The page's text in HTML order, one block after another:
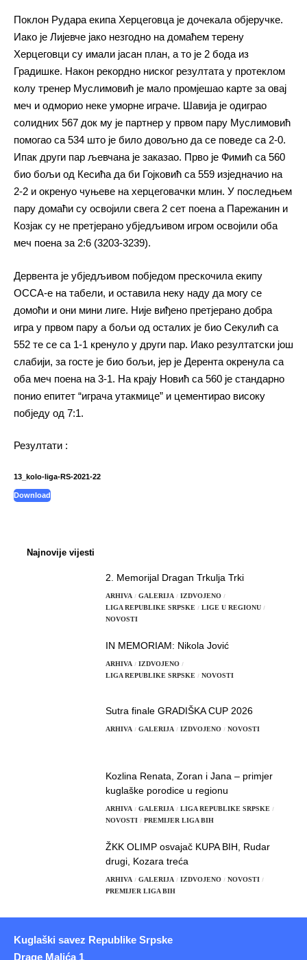
Поклон Рудара екипа Херцеговца је дочекала објеручке.
Иако је Лијевче јако незгодно на домаћем терену
Херцеговци су имали јасан план, а то је 2 бода из
Градишке. Након рекордно ниског резултата у протеклом
колу тренер Муслимовић је мало промјешао карте за овај
меч и одморио неке уморне играче. Шавија је одиграо
солидних 567 док му је партнер у првом пару Муслимовић
помогао са 534 што је било довољно да се поведе са 2-0.
Ипак други пар љевчана је заказао. Прво је Фимић са 560
био бољи од Кесића да би Гојковић са 559 изједначио на
2-2 и окренуо чуњеве на херцеговачки млин. У последњем
пару домаћи су освојили свега 2 сет поена а Парежанин и
Козјак су не претјерано убједљивом игром освојили оба
меч поена за 2:6 (3203-3239).
Дервента је убједљивом побједом прескочила екипу
ОССА-е на табели, и оставила неку наду да могу се
домоћи и они мини лиге. Није виђено претјерано добра
игра у првом пару а бољи од осталих је био Секулић са
552 те се са 1-1 кренуло у други пар. Иако резултатски још
слабији, за госте је био бољи, јер је Дерента окренула са
оба меч поена на 3-1. На крају Новић са 560 је стандарно
понио епитет “играча утакмице” и цементирао високу
побједу од 7:1.
Резултати :
13_kolo-liga-RS-2021-22
Download
Najnovije vijesti
2. Memorijal Dragan Trkulja Trki
ARHIVA GALERIJA
IZDVOJENO
LIGA REPUBLIKE SRPSKE
LIGE U REGIONU
NOVOSTI
IN MEMORIAM: Nikola Jović
ARHIVA
IZDVOJENO
LIGA REPUBLIKE SRPSKE
NOVOSTI
Sutra finale GRADIŠKA CUP 2026
ARHIVA GALERIJA IZDVOJENO NOVOSTI
Kozlina Renata, Zoran i Jana – primjer
kuglaške porodice u regionu
ARHIVA GALERIJA
LIGA REPUBLIKE SRPSKE
NOVOSTI
PREMIJER LIGA BIH
ŽKK OLIMP osvajač KUPA BIH, Rudar
drugi, Kozara treća
ARHIVA GALERIJA IZDVOJENO
NOVOSTI
PREMIJER LIGA BIH
Kuglaški savez Republike Srpske
Drage Malića 1